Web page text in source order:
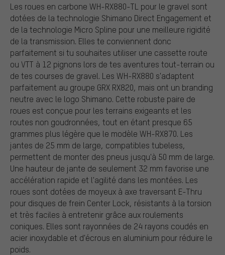
Les roues en carbone WH-RX880-TL pour le gravel sont
dotées de la technologie Shimano Direct Engagement et
de la technologie Micro Spline pour une meilleure rigidité
de la transmission. Elles te conviennent donc
parfaitement si tu souhaites utiliser une cassette route
ou VTT à 12 pignons lors de tes aventures tout-terrain ou
de tes courses de gravel. Les WH-RX880 s'adaptent
parfaitement au groupe GRX RX820, mais ont un branding
neutre avec le logo Shimano. Cette robuste paire de
roues est conçue pour les terrains exigeants et les
routes non goudronnées, tout en étant presque 65
grammes plus légère que le modèle WH-RX870. Les
jantes de 25 mm de large, compatibles tubeless,
permettent de monter des pneus jusqu'à 50 mm de large.
Une hauteur de jante de seulement 32 mm favorise une
accélération rapide et l'agilité dans les montées. Les
roues sont dotées de moyeux à axe traversant E-Thru
pour disques de frein Center Lock, résistants à la torsion
et très faciles à entretenir grâce aux roulements
coniques. Elles sont rayonnées de 24 rayons coudés en
acier inoxydable et d'écrous en aluminium pour réduire le
poids.